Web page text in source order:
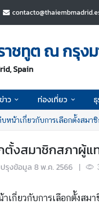
าชทูต ณ กรุง
Spain
ข่าว ท่องเที่ยว
บหน้าเกี่ยวกับการเลือกตั้งสม
ตั้งสมาชิกสภาผู้
รุงข้อมูล 8 พ.ค. 2566 |
เกี่ยวกับการเลือกตั้งส